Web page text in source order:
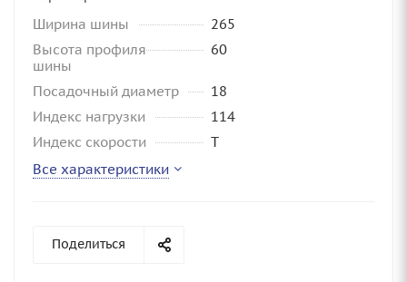
Ширина шины
265
Высота профиля
шины
60
Посадочный диаметр
18
Индекс нагрузки
114
Индекс скорости
T
Все характеристики
Поделиться